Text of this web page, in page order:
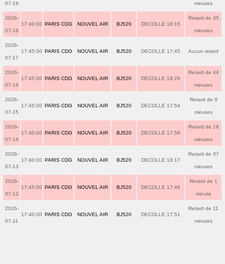
07-19 minutes
2026-
07-18
17:40:00 PARIS CDG NOUVEL AIR BJ520 DECOLLE 18:15
Retard de 35
minutes
2026-
07-17
17:45:00 PARIS CDG NOUVEL AIR BJ520 DECOLLE 17:45 Aucun retard
2026-
07-16
17:45:00 PARIS CDG NOUVEL AIR BJ520 DECOLLE 18:29
Retard de 44
minutes
2026-
07-15
17:45:00 PARIS CDG NOUVEL AIR BJ520 DECOLLE 17:54
Retard de 9
minutes
2026-
07-14
17:40:00 PARIS CDG NOUVEL AIR BJ520 DECOLLE 17:58
Retard de 18
minutes
2026-
07-13
17:40:00 PARIS CDG NOUVEL AIR BJ520 DECOLLE 18:17
Retard de 37
minutes
2026-
07-12
17:45:00 PARIS CDG NOUVEL AIR BJ520 DECOLLE 17:46
Retard de 1
minute
2026-
07-11
17:40:00 PARIS CDG NOUVEL AIR BJ520 DECOLLE 17:51
Retard de 11
minutes